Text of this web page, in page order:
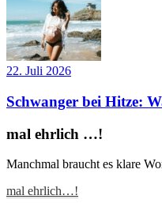
22. Juli 2026
Schwanger bei Hitze:
mal ehrlich …!
Manchmal braucht es klare
mal ehrlich…!